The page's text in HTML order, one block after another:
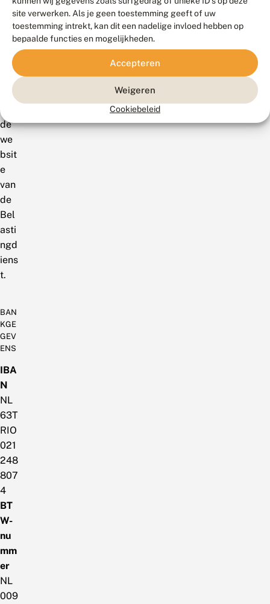
site verwerken. Als je geen toestemming geeft of uw
toestemming intrekt, kan dit een nadelige invloed hebben op
bepaalde functies en mogelijkheden.
Accepteren
Weigeren
Cookiebeleid
info
rma
de
we
bsit
e
van
de
Bel
asti
ngd
iens
t.
BAN
KGE
GEV
ENS
IBA
N
NL
63T
RIO
021
248
807
4
BT
W-
nu
mm
er
NL
009